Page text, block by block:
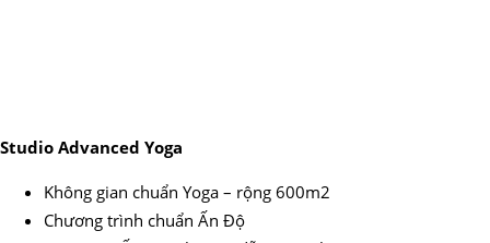
Studio Advanced Yoga
Không gian chuẩn Yoga – rộng 600m2
Chương trình chuẩn Ấn Độ